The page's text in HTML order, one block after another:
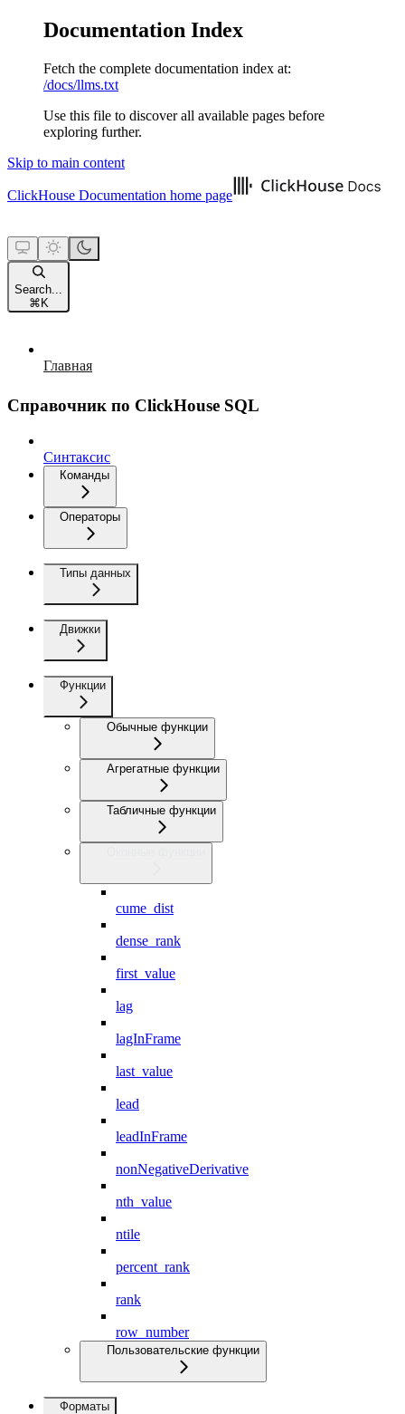
Documentation Index
Fetch the complete documentation index at:
/docs/llms.txt
Use this file to discover all available pages before
exploring further.
Skip to main content
ClickHouse Documentation home page
Search...
⌘ K
Главная
Справочник по ClickHouse SQL
Синтаксис
Команды
Операторы
Типы данных
Движки
Функции
Обычные функции
Агрегатные функции
Табличные функции
cume_dist
dense_rank
first_value
lag
lagInFrame
last_value
lead
leadInFrame
nonNegativeDerivative
nth_value
ntile
percent_rank
rank
row_number
Пользовательские функции
Форматы